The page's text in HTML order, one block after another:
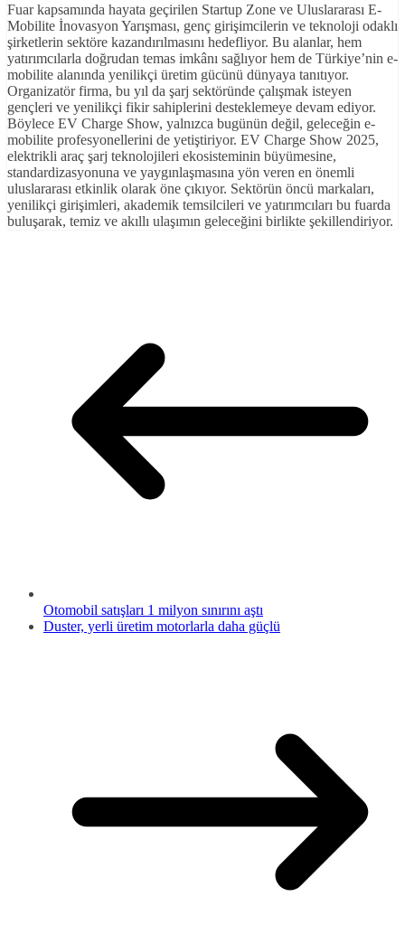
Fuar kapsamında hayata geçirilen Startup Zone ve Uluslararası E-
Mobilite İnovasyon Yarışması, genç girişimcilerin ve teknoloji odaklı
şirketlerin sektöre kazandırılmasını hedefliyor. Bu alanlar, hem
yatırımcılarla doğrudan temas imkânı sağlıyor hem de Türkiye’nin e-
mobilite alanında yenilikçi üretim gücünü dünyaya tanıtıyor.
Organizatör firma, bu yıl da şarj sektöründe çalışmak isteyen
gençleri ve yenilikçi fikir sahiplerini desteklemeye devam ediyor.
Böylece EV Charge Show, yalnızca bugünün değil, geleceğin e-
mobilite profesyonellerini de yetiştiriyor. EV Charge Show 2025,
elektrikli araç şarj teknolojileri ekosisteminin büyümesine,
standardizasyonuna ve yaygınlaşmasına yön veren en önemli
uluslararası etkinlik olarak öne çıkıyor. Sektörün öncü markaları,
yenilikçi girişimleri, akademik temsilcileri ve yatırımcıları bu fuarda
buluşarak, temiz ve akıllı ulaşımın geleceğini birlikte şekillendiriyor.
Otomobil satışları 1 milyon sınırını aştı
Duster, yerli üretim motorlarla daha güçlü